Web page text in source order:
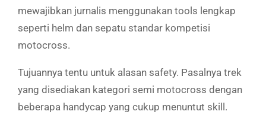
mewajibkan jurnalis menggunakan tools lengkap
seperti helm dan sepatu standar kompetisi
motocross.
Tujuannya tentu untuk alasan safety. Pasalnya trek
yang disediakan kategori semi motocross dengan
beberapa handycap yang cukup menuntut skill.